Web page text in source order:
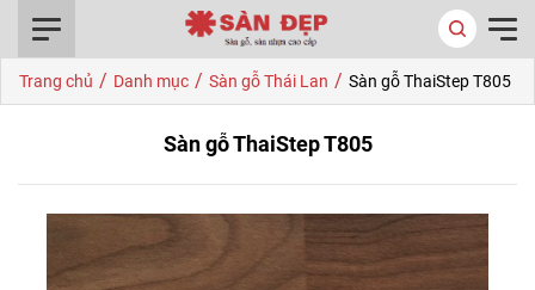
Trang chủ / Danh mục / Sàn gỗ Thái Lan / Sàn gỗ ThaiStep T805
Sàn gỗ ThaiStep T805